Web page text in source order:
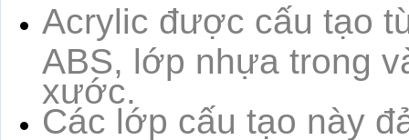
Acrylic được cấu tạo
ABS, lớp nhựa trong
xước.
Các lớp cấu tạo này